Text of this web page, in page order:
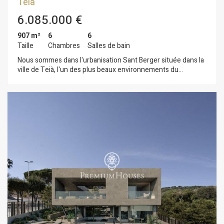
6.085.000 €
907 m²
Taille
6
Chambres
6
Salles de bain
Nous sommes dans l'urbanisation Sant Berger située dans la
ville de Teià, l'un des plus beaux environnements du
dispose d'un grand jardin, d'une terrasse avec un espace chill-
out idéal pour se détendre et prendre le soleil et d'une piscine
privée à l´eau cristalline. Distribution fonctionnelle
comprenant un salon/salle à manger avec une cuisine
ouverte intégrée et disposant d´un espace de rangement, 5
chambres, 5 salles de bains, 1 WC de courtoisie, 1 bureau et
un dressing intégré aux 2 chambres principales. Au sous-sol,